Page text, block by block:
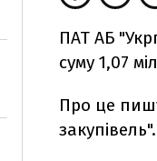
ПАТ АБ
суму 1,07
Про це
закупівель".